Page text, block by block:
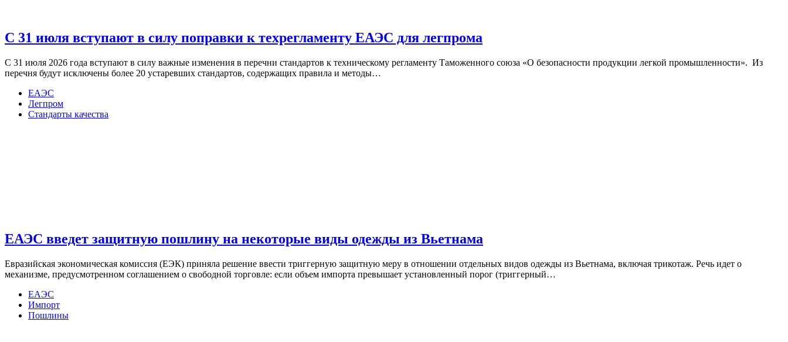
С 31 июля вступают в силу поправки к техрегламенту ЕАЭС для легпрома
С 31 июля 2026 года вступают в силу важные изменения в перечни стандартов к техническому регламенту Таможенного союза «О безопасности продукции легкой промышленности». Из
перечня будут исключены более 20 устаревших стандартов, содержащих правила и методы…
ЕАЭС
Легпром
Стандарты качества
ЕАЭС введет защитную пошлину на некоторые виды одежды из Вьетнама
Евразийская экономическая комиссия (ЕЭК) приняла решение ввести триггерную защитную меру в отношении отдельных видов одежды из Вьетнама, включая трикотаж. Речь идет о
механизме, предусмотренном соглашением о свободной торговле: если объем импорта превышает установленный порог (триггерный…
ЕАЭС
Импорт
Пошлины